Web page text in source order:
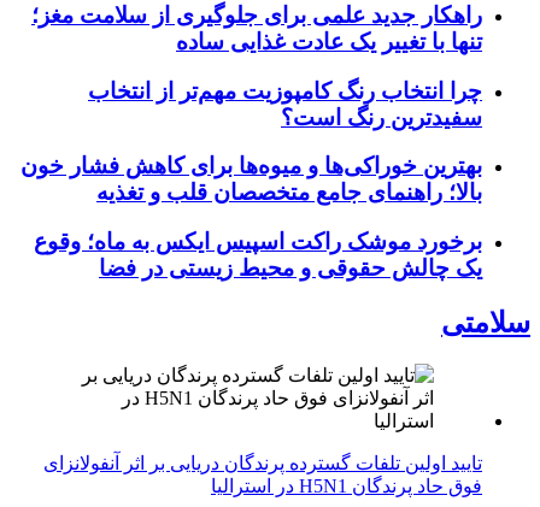
راهکار جدید علمی برای جلوگیری از سلامت مغز؛
تنها با تغییر یک عادت غذایی ساده
چرا انتخاب رنگ کامپوزیت مهم‌تر از انتخاب
سفیدترین رنگ است؟
بهترین خوراکی‌ها و میوه‌ها برای کاهش فشار خون
بالا؛ راهنمای جامع متخصصان قلب و تغذیه
برخورد موشک راکت اسپیس ایکس به ماه؛ وقوع
یک چالش حقوقی و محیط زیستی در فضا
سلامتی
تایید اولین تلفات گسترده پرندگان دریایی بر اثر آنفولانزای
فوق حاد پرندگان H5N1 در استرالیا